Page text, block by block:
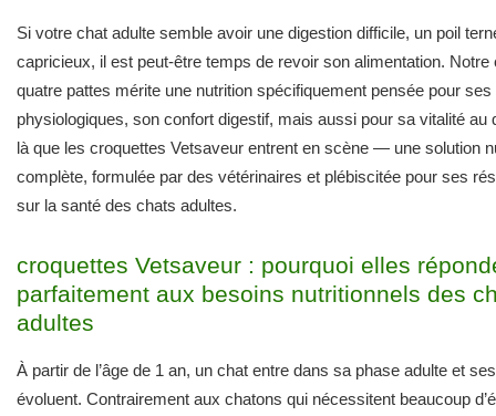
Si votre chat adulte semble avoir une digestion difficile, un poil
capricieux, il est peut-être temps de revoir son alimentation. Notre
quatre pattes mérite une nutrition spécifiquement pensée pour
physiologiques, son confort digestif, mais aussi pour sa vitalité au
là que les croquettes Vetsaveur entrent en scène — une solution
complète, formulée par des vétérinaires et plébiscitée pour ses
sur la santé des chats adultes.
croquettes Vetsaveur : pourquoi elles
parfaitement aux besoins nutritionnels des
adultes
À partir de l’âge de 1 an, un chat entre dans sa phase adulte et
évoluent. Contrairement aux chatons qui nécessitent beaucoup